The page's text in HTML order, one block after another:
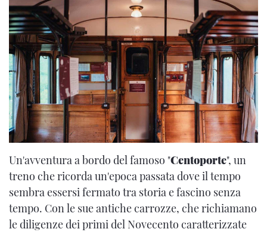
Un'avventura a bordo del famoso "Centoporte", un
treno che ricorda un'epoca passata dove il tempo
sembra essersi fermato tra storia e fascino senza
tempo. Con le sue antiche carrozze, che richiamano
le diligenze dei primi del Novecento caratterizzate